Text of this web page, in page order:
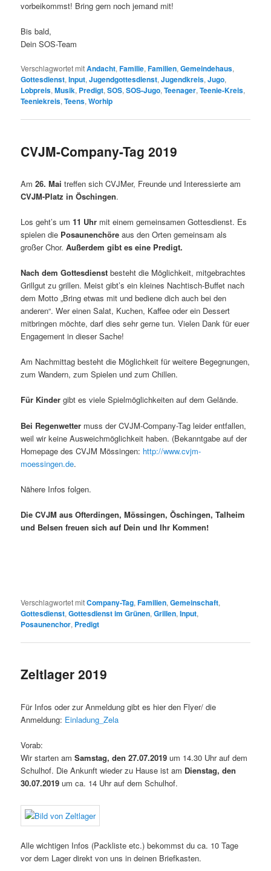
vorbeikommst! Bring gern noch jemand mit!
Bis bald,
Dein SOS-Team
Verschlagwortet mitAndacht,Familie,Familien,Gemeindehaus,
Gottesdienst,Input,Jugendgottesdienst,Jugendkreis,Jugo,
Lobpreis,Musik, Predigt,SOS,SOS-Jugo,Teenager,Teenie-Kreis,
Teeniekreis,Teens,Worhip
CVJM-Company-Tag 2019
Am26. Mai treffen sich CVJMer, Freunde und Interessierte am
CVJM-Platz in Öschingen.
Los geht’s um11 Uhr mit einem gemeinsamen Gottesdienst. Es
spielen die Posaunenchöre aus den Orten gemeinsam als
großer Chor.Außerdem gibt es eine Predigt.
Nach dem Gottesdienst besteht die Möglichkeit, mitgebrachtes
Grillgut zu grillen. Meist gibt’s ein kleines Nachtisch-Buffet nach
dem Motto „Bring etwas mit und bediene dich auch bei den
anderen“. Wer einen Salat, Kuchen, Kaffee oder ein Dessert
mitbringen möchte, darf dies sehr gerne tun. Vielen Dank für euer
Engagement in dieser Sache!
Am Nachmittag besteht die Möglichkeit für weitere Begegnungen,
zum Wandern, zum Spielen und zum Chillen.
Für Kinder gibt es viele Spielmöglichkeiten auf dem Gelände.
Bei Regenwetter muss der CVJM-Company-Tag leider entfallen,
weil wir keine Ausweichmöglichkeit haben. (Bekanntgabe auf der
Homepage des CVJM Mössingen: http://www.cvjm-
moessingen.de.
Nähere Infos folgen.
Die CVJM aus Ofterdingen, Mössingen, Öschingen, Talheim
und Belsen freuen sich auf Dein und Ihr Kommen!
Verschlagwortet mitCompany-Tag,Familien,Gemeinschaft,
Gottesdienst,Gottesdienst im Grünen,Grillen,Input,
Posaunenchor, Predigt
Zeltlager 2019
Für Infos oder zur Anmeldung gibt es hier den Flyer/ die
Anmeldung: Einladung_Zela
Vorab:
Wir starten amSamstag, den 27.07.2019 um 14.30 Uhr auf dem
Schulhof. Die Ankunft wieder zu Hause ist am Dienstag, den
30.07.2019 um ca. 14 Uhr auf dem Schulhof.
Alle wichtigen Infos (Packliste etc.) bekommst du ca. 10 Tage
vor dem Lager direkt von uns in deinen Briefkasten.